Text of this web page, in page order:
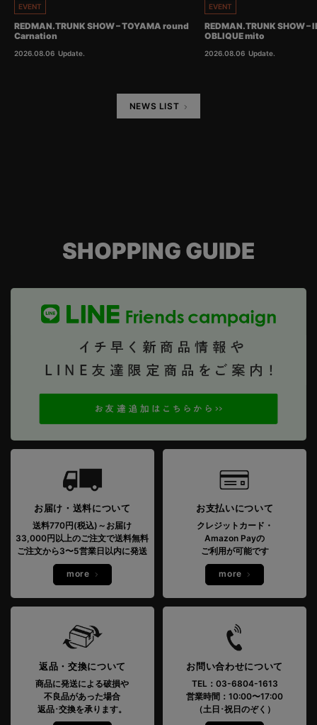
EVENT
REDMAN.TRUNK SHOW – TOYAMA round
Carnation
2026.08.06 Update.
EVENT
REDMAN.TRUNK SHOW
OBLIQUE mito
2026.08.06 Update.
NEWS LIST
SHOPPING GUIDE
お届け・送料について
送料770円(税込)～お届け
33,000円以上のご注文で送料無料
ご注文から3〜5営業日以内に発送
more
お支払いについて
クレジットカード・
Amazon Payの
ご利用が可能です
more
返品・交換について
商品に発送による破損や
不良品があった場合
返品･交換を承ります。
お問い合わせについて
TEL：03-6804-1613
営業時間：10:00〜17:00
（土日･祝日のぞく）